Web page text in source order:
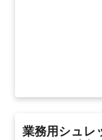
業務用シュレ